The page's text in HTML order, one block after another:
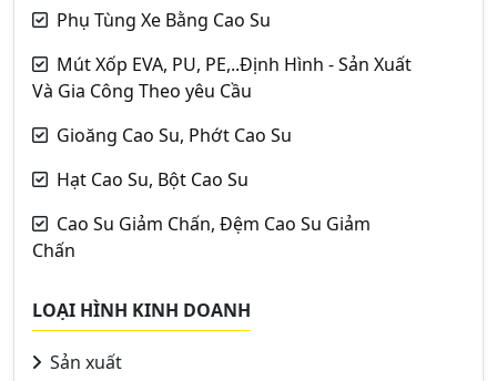
Phụ Tùng Xe Bằng Cao Su
Mút Xốp EVA, PU, PE,..Định Hình - Sản Xuất
Và Gia Công Theo yêu Cầu
Gioăng Cao Su, Phớt Cao Su
Hạt Cao Su, Bột Cao Su
Cao Su Giảm Chấn, Đệm Cao Su Giảm
Chấn
LOẠI HÌNH KINH DOANH
Sản xuất